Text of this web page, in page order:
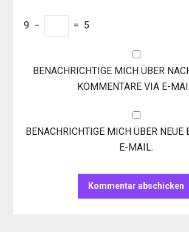
9 − = 5
BENACHRICHTIGE MICH ÜBER
KOMMENTARE VIA E-
BENACHRICHTIGE MICH ÜBER NEUE
E-MAIL.